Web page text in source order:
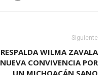
Siguiente
RESPALDA WILMA ZAVALA
NUEVA CONVIVENCIA POR
UN MICHOACÁN SANO